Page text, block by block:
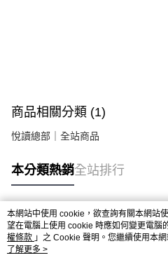
商品相關分類 (1)
悅讀總部｜全站商品
本分類熱銷全站排行
熱門標籤
本網站中使用 cookie，欲查詢有關本網站
望在電腦上使用 cookie 時應如何變更電腦
權條款 」之 Cookie 聲明。您繼續使用本
用條款之 Cookie 聲明使用 cookie。
了解更多 >